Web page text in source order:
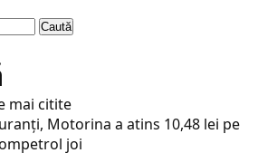
Caută
mai citite